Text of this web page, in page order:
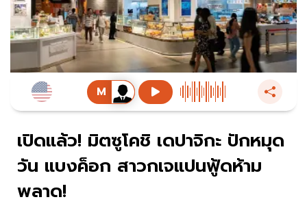
เปิดแล้ว! มิตซูโคชิ เดปาจิกะ ปักหมุด
วัน แบงค็อก สาวกเจแปนฟู้ดห้าม
พลาด!